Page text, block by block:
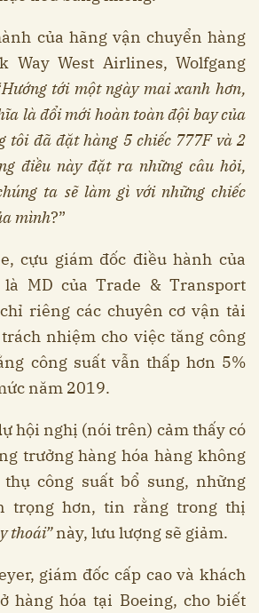
của hãng vận chuyển hàng
Way West Airlines, Wolfgang
Hướng tới một ngày mai xanh hơn,
là đổi mới hoàn toàn đội bay của
tôi đã đặt hàng 5 chiếc 777F và 2
điều này đặt ra những câu hỏi,
ta sẽ làm gì với những chiếc
mình?”
cựu giám đốc điều hành của
MD của Trade & Transport
riêng các chuyên cơ vận tải
nhiệm cho việc tăng công
công suất vẫn thấp hơn 5%
năm 2019.
hội nghị (nói trên) cảm thấy có
trưởng hàng hóa hàng không
công suất bổ sung, những
trọng hơn, tin rằng trong thị
thoái”này, lưu lượng sẽ giảm.
giám đốc cấp cao và khách
hàng hóa tại Boeing, cho biết